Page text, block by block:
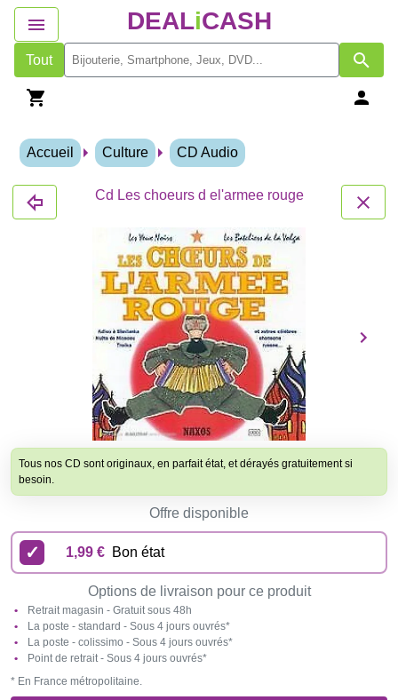
DEALiCASH
Tout
Accueil Culture CD Audio
Cd Les choeurs d el'armee rouge
Tous nos CD sont originaux, en parfait état, et dérayés gratuitement si
besoin.
Offre disponible
1,99 € Bon état
Options de livraison pour ce produit
Retrait magasin - Gratuit sous 48h
La poste - standard - Sous 4 jours ouvrés*
La poste - colissimo - Sous 4 jours ouvrés*
Point de retrait - Sous 4 jours ouvrés*
* En France métropolitaine.